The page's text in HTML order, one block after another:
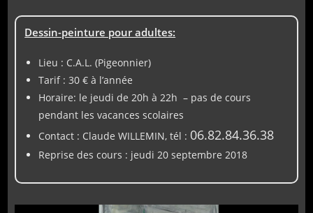
Dessin-peinture pour adultes:
Lieu : C.A.L. (Pigeonnier)
Tarif : 30 € à l’année
Horaire: le jeudi de 20h à 22h – pas de cours
pendant les vacances scolaires
Contact : Claude WILLEMIN, tél : 06.82.84.36.38
Reprise des cours : jeudi 20 septembre 2018